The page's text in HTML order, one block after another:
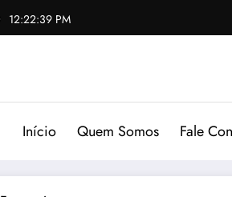
12:22:40 PM
Início Quem Somos Fale